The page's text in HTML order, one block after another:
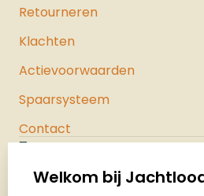
Retourneren
Klachten
Actievoorwaarden
Spaarsysteem
Contact
Palenrij 1
Welkom bij